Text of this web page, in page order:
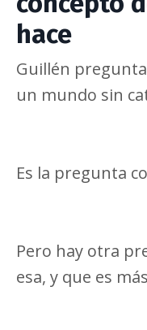
hace
Guillén
un mundo sin
Es la pregunta
Pero hay otra
esa, y que es